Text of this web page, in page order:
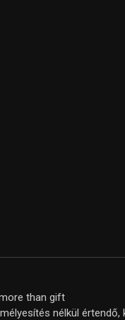
than gift
nélkül